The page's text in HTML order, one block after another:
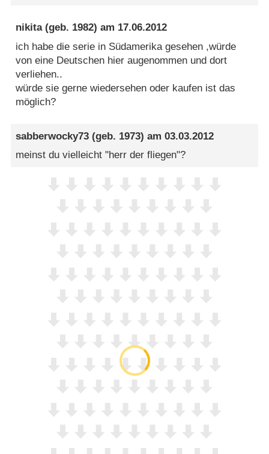
nikita(geb. 1982) am 17.06.2012
ich habe die serie in Südamerika gesehen ,würde
von eine Deutschen hier augenommen und dort
verliehen..
würde sie gerne wiedersehen oder kaufen ist das
möglich?
sabberwocky73 (geb. 1973) am03.03.2012
meinst du vielleicht "herr der fliegen"?